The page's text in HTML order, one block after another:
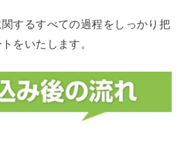
するすべての過程をしっかり把
をいたします。